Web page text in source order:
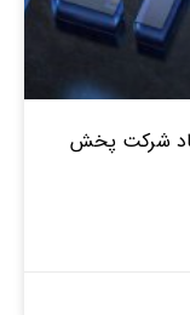
شرکت پخش